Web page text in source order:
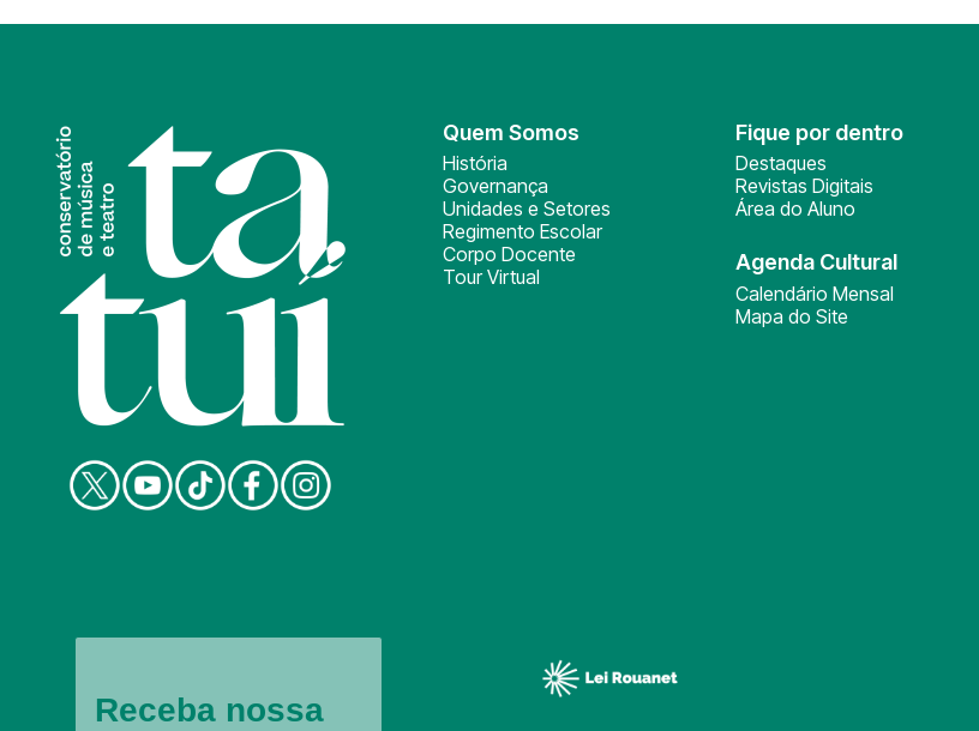
Quem Somos
História
Governança
Unidades e Setores
Regimento Escolar
Corpo Docente
Tour Virtual
Fique por dentro
Destaques
Revistas Digitais
Área do Aluno
Agenda Cultural
Calendário Mensal
Mapa do Site